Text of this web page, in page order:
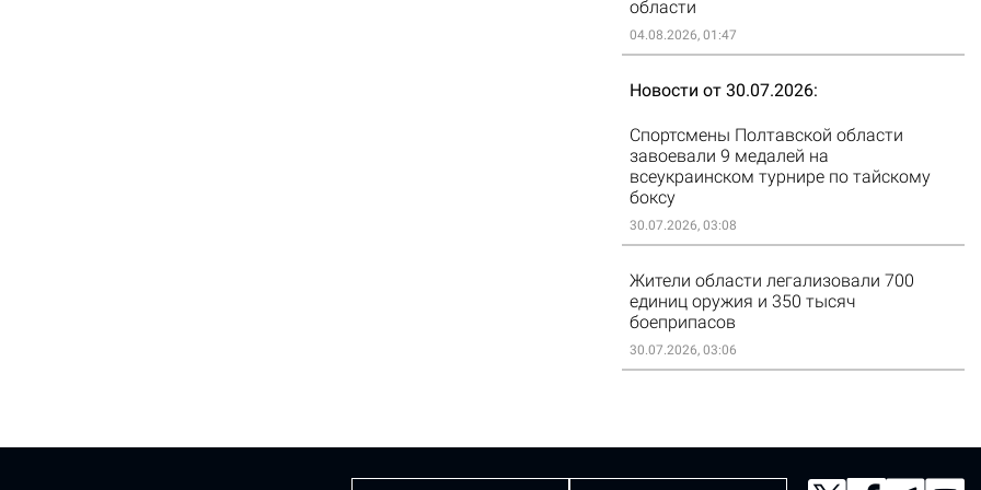
области
04.08.2026, 01:47
Новости от 30.07.2026
Спортсмены Полтавской области
завоевали 9 медалей на
всеукраинском турнире по тайскому
боксу
30.07.2026, 03:08
Жители области легализовали 700
единиц оружия и 350 тысяч
боеприпасов
30.07.2026, 03:06